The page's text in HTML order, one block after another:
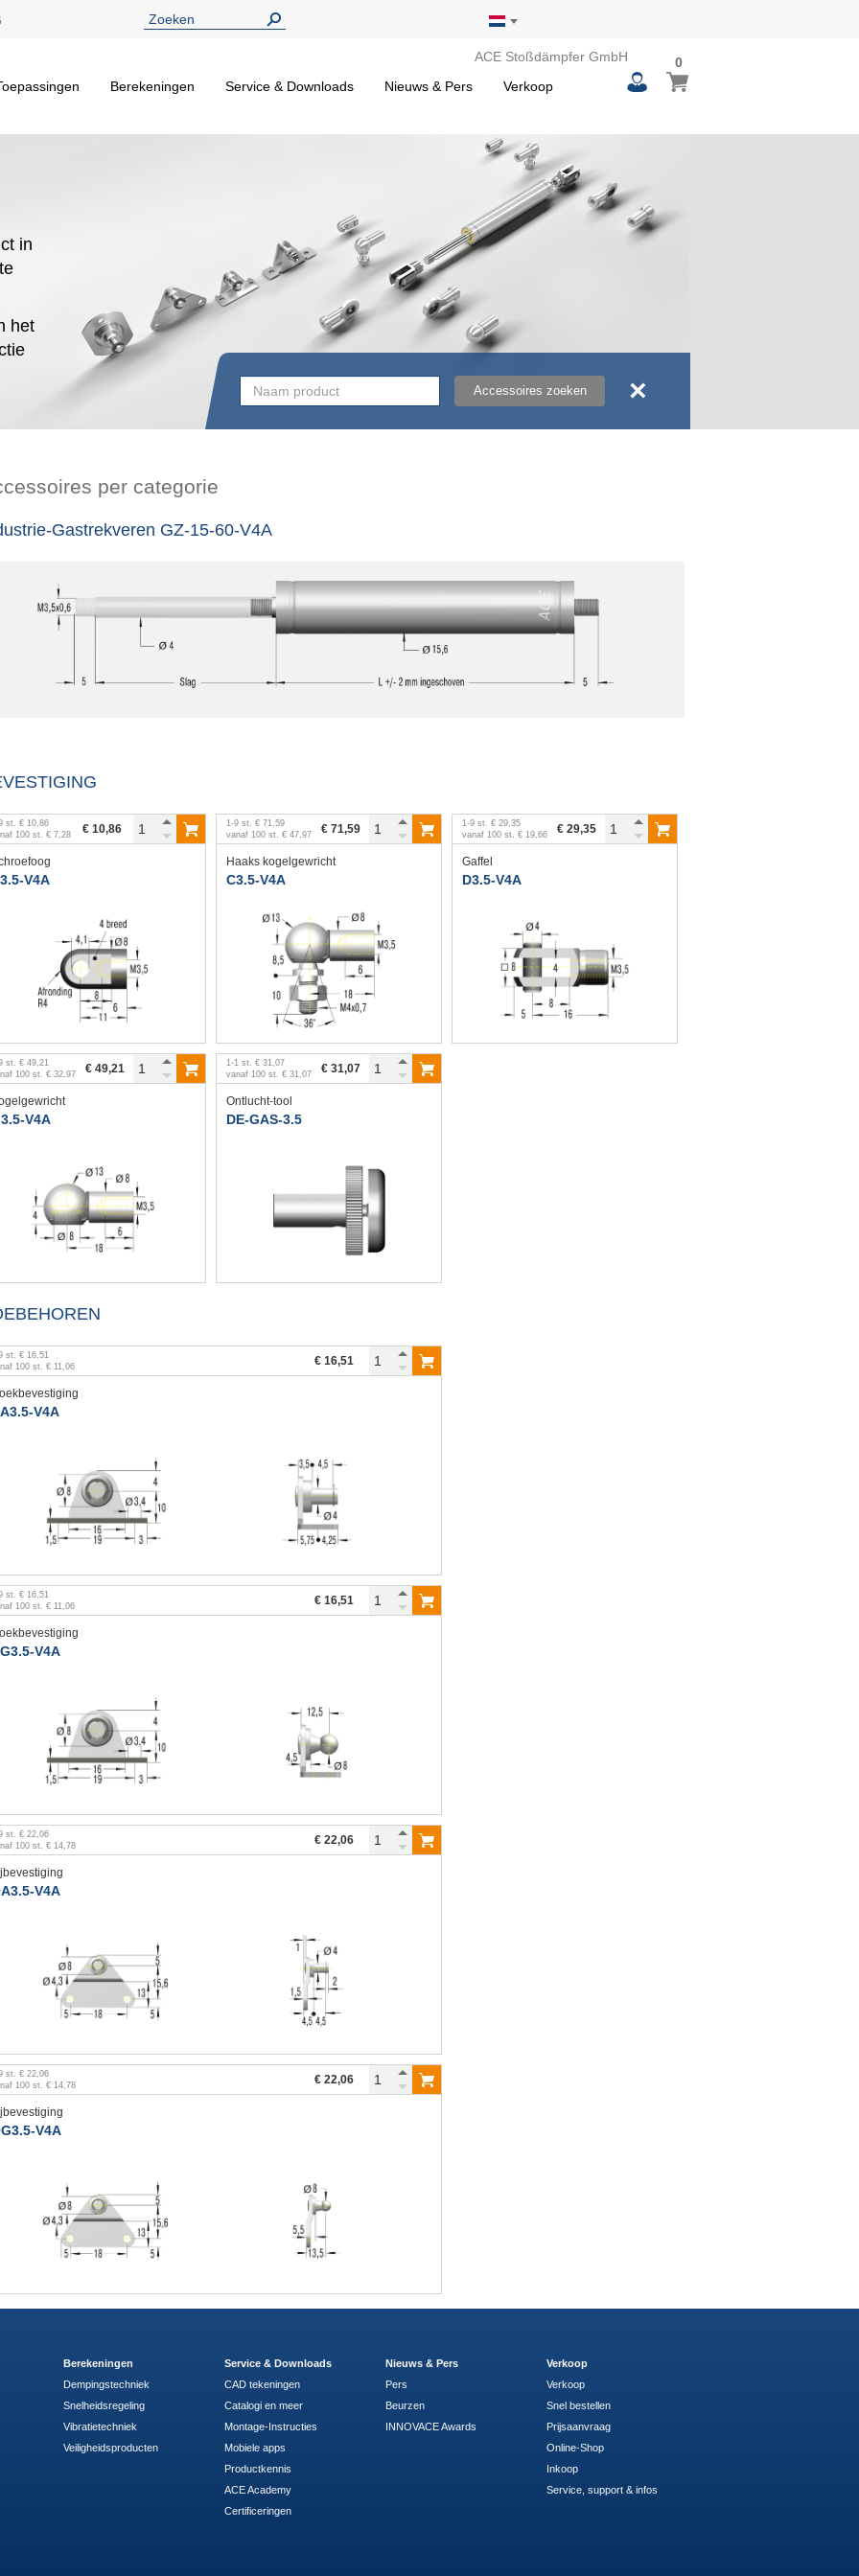
ACE Stoßdämpfer GmbH
Berekeningen Service & Downloads Nieuws & Pers Verkoop
Winkelwagen
00
items
in
het
Accessoires zoeken ×
per categorie
Gastrekveren GZ-15-60-V4A
st. € 10,86
100 st. € 7,28 € 10,86
V4A
1-9 st. € 71,59
vanaf 100 st. € 47,97 € 71,59
Haaks kogelgewricht
C3.5-V4A
1-9 st. € 29,35
vanaf 100 st. € 19,66 € 29,35
Gaffel
D3.5-V4A
st. € 49,21
100 st. € 32,97 € 49,21
V4A
1-1 st. € 31,07
vanaf 100 st. € 31,07 € 31,07
Ontlucht-tool
DE-GAS-3.5
st. € 16,51
100 st. € 11,06 € 16,51
V4A
st. € 16,51
100 st. € 11,06 € 16,51
V4A
st. € 22,06
100 st. € 14,78 € 22,06
V4A
st. € 22,06
100 st. € 14,78 € 22,06
V4A
Berekeningen
Dempingstechniek
Snelheidsregeling
Vibratietechniek
Veiligheidsproducten
Service & Downloads
CAD tekeningen
Catalogi en meer
Montage-Instructies
Mobiele apps
Productkennis
ACE Academy
Certificeringen
Nieuws & Pers
Pers
Beurzen
INNOVACE Awards
Verkoop
Verkoop
Snel bestellen
Prijsaanvraag
Online-Shop
Inkoop
Service, support & infos